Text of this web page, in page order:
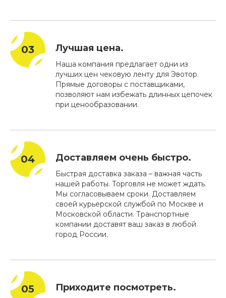
Лучшая цена.
Наша компания предлагает одни из
лучших цен чековую ленту для Эвотор.
Прямые договоры с поставщиками,
позволяют нам избежать длинных цепочек
при ценообразовании.
Доставляем очень быстро.
Быстрая доставка заказа – важная часть
нашей работы. Торговля не может ждать.
Мы согласовываем сроки. Доставляем
своей курьерской службой по Москве и
Московской области. Транспортные
компании доставят ваш заказ в любой
город России.
Приходите посмотреть.